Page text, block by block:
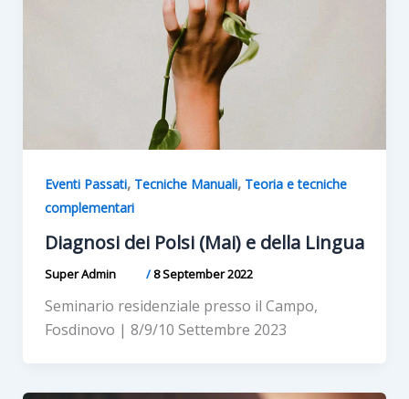
Eventi Passati, Tecniche Manuali, Teoria e tecniche
complementari
Diagnosi dei Polsi (Mai) e della Lingua
Super Admin /8 September 2022
Seminario residenziale presso il Campo,
Fosdinovo | 8/9/10 Settembre 2023